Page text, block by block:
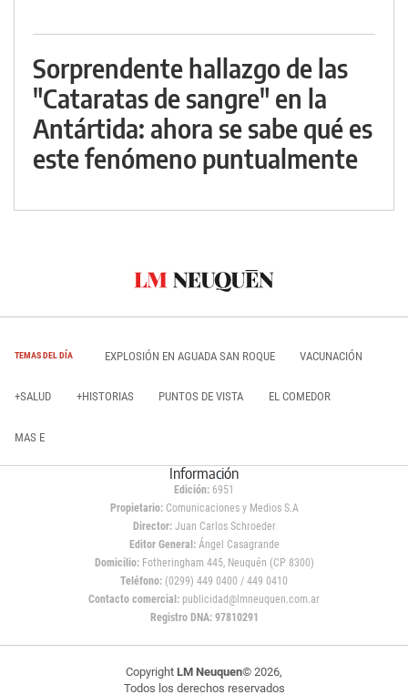
Sorprendente hallazgo de las
"Cataratas de sangre" en la
Antártida: ahora se sabe qué es
este fenómeno puntualmente
TEMAS DEL DÍA EXPLOSIÓN EN AGUADA SAN ROQUE VACUNACIÓN
+SALUD +HISTORIAS PUNTOS DE VISTA EL COMEDOR
MAS E
Información
Edición: 6951
Propietario:Comunicaciones y Medios S.A
Director: Juan Carlos Schroeder
Editor General:Ángel Casagrande
Domicilio:Fotheringham 445, Neuquén (CP 8300)
Teléfono: (0299) 449 0400 / 449 0410
Contacto comercial: publicidad@lmneuquen.com.ar
Registro DNA: 97810291
Copyright LM Neuquen© 2026,
Todos los derechos reservados